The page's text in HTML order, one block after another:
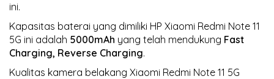
ini.
Kapasitas baterai yang dimiliki HP Xiaomi Redmi Note 11
5G ini adalah 5000mAh yang telah mendukung Fast
Charging, Reverse Charging.
Kualitas kamera belakang Xiaomi Redmi Note 11 5G